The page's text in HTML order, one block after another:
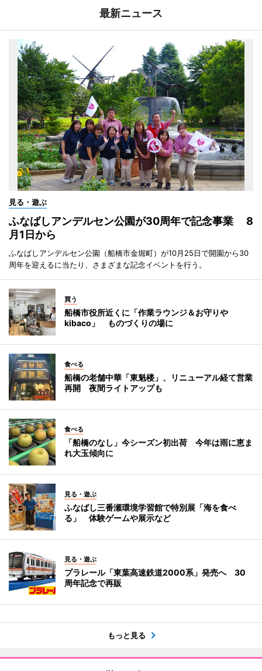
最新ニュース
見る・遊ぶ
ふなばしアンデルセン公園が30周年で記念事業 8
月1日から
ふなばしアンデルセン公園（船橋市金堀町）が10月25日で開園から30
周年を迎えるに当たり、さまざまな記念イベントを行う。
買う
船橋市役所近くに「作業ラウンジ＆お守りや
kibaco」 ものづくりの場に
食べる
船橋の老舗中華「東魁楼」、リニューアル経て営業
再開 夜間ライトアップも
食べる
「船橋のなし」今シーズン初出荷 今年は雨に恵ま
れ大玉傾向に
見る・遊ぶ
ふなばし三番瀬環境学習館で特別展「海を食べ
る」 体験ゲームや展示など
見る・遊ぶ
プラレール「東葉高速鉄道2000系」発売へ 30
周年記念で再販
もっと見る